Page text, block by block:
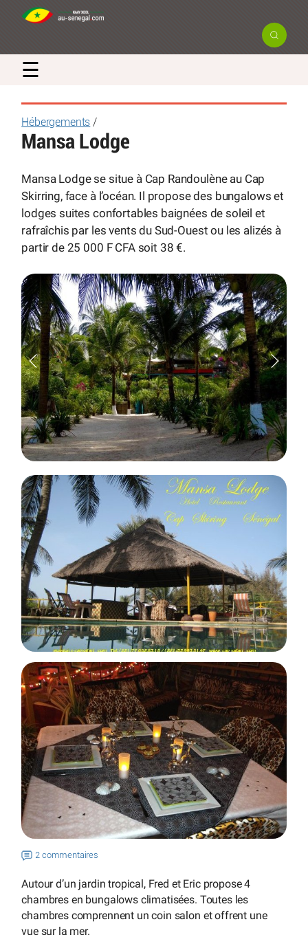
☰
Hébergements /
Mansa Lodge
Mansa Lodge se situe à Cap Randoulène au Cap
Skirring, face à l’océan. Il propose des bungalows et
lodges suites confortables baignées de soleil et
rafraîchis par les vents du Sud-Ouest ou les alizés à
partir de 25 000 F CFA soit 38 €.
2 commentaires
Autour d’un jardin tropical, Fred et Eric propose 4
chambres en bungalows climatisées. Toutes les
chambres comprennent un coin salon et offrent une
vue sur la mer.